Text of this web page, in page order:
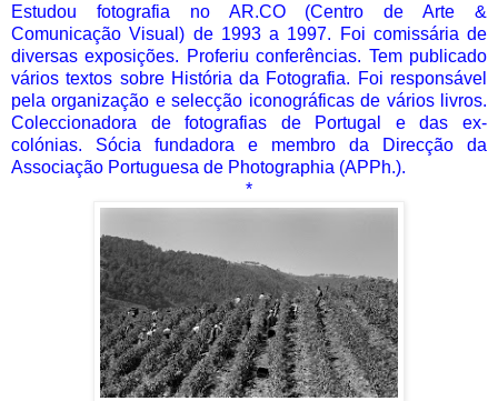
Estudou fotografia no AR.CO (Centro de Arte &
Comunicação Visual) de 1993 a 1997. Foi comissária de
diversas exposições. Proferiu conferências. Tem publicado
vários textos sobre História da Fotografia. Foi responsável
pela organização e selecção iconográficas de vários livros.
Coleccionadora de fotografias de Portugal e das ex-
colónias. Sócia fundadora e membro da Direcção da
Associação Portuguesa de Photographia (APPh.).
*